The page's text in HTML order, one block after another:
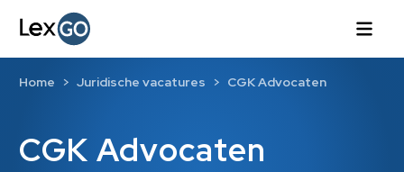
CGK Advocaten
Home Juridische vacatures CGK Advocaten